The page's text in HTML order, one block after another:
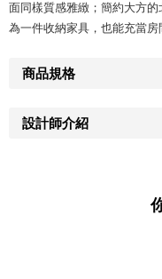
面同樣質感雅緻；簡約大方
為一件收納家具，也能充當房
商品規格
設計師介紹